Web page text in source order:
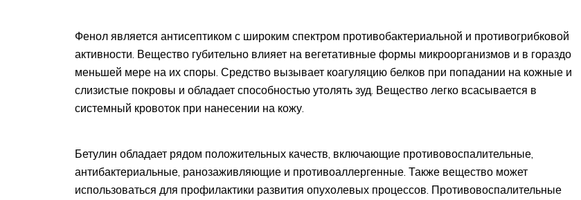
Фенол является антисептиком с широким спектром противобактериальной и противогрибковой
активности. Вещество губительно влияет на вегетативные формы микроорганизмов и в гораздо
меньшей мере на их споры. Средство вызывает коагуляцию белков при попадании на кожные и
слизистые покровы и обладает способностью утолять зуд. Вещество легко всасывается в
системный кровоток при нанесении на кожу.
Бетулин обладает рядом положительных качеств, включающие противовоспалительные,
антибактериальные, ранозаживляющие и противоаллергенные. Также вещество может
использоваться для профилактики развития опухолевых процессов. Противовоспалительные